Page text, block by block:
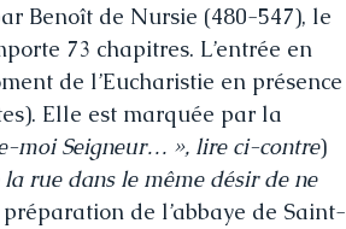
Benoît de Nursie (480-547), le
73 chapitres. L’entrée en
de l’Eucharistie en présence
Elle est marquée par la
moi Seigneur… », lire ci-contre)
rue dans le même désir de ne
de l’abbaye de Saint-